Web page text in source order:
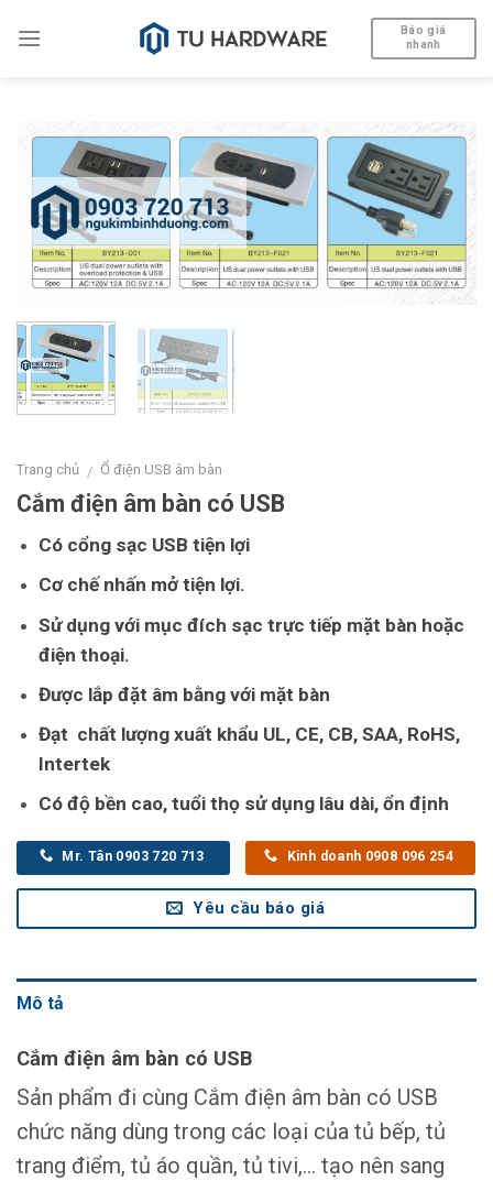
Báo giá
nhanh
Trang chủ / Ổ điện USB âm bàn
Cắm điện âm bàn có USB
Có cổng sạc USB tiện lợi
Cơ chế nhấn mở tiện lợi.
Sử dụng với mục đích sạc trực tiếp mặt bàn hoặc
điện thoại.
Được lắp đặt âm bằng với mặt bàn
Đạt chất lượng xuất khẩu UL, CE, CB, SAA, RoHS,
Intertek
Có độ bền cao, tuổi thọ sử dụng lâu dài, ổn định
Mr. Tân 0903 720 713 Kinh doanh 0908 096 254
Yêu cầu báo giá
Mô tả
Cắm điện âm bàn có USB
Sản phẩm đi cùng Cắm điện âm bàn có USB
chức năng dùng trong các loại của tủ bếp, tủ
trang điểm, tủ áo quần, tủ tivi,… tạo nên sang